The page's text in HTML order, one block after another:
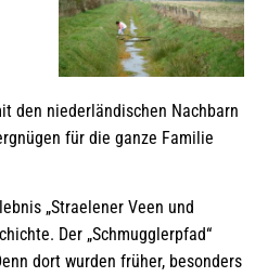
den niederländischen Nachbarn
für die ganze Familie
„Straelener Veen und
Der „Schmugglerpfad“
dort wurden früher, besonders